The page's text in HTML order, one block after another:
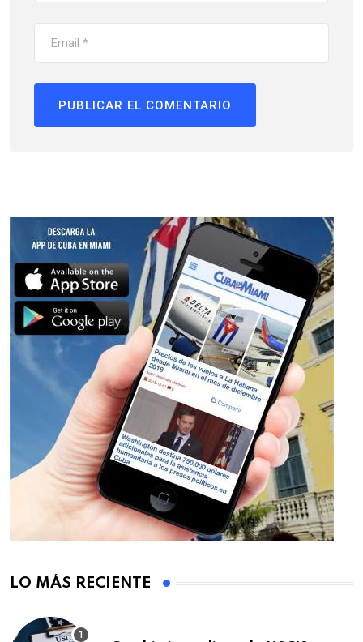
LO MÁS RECIENTE